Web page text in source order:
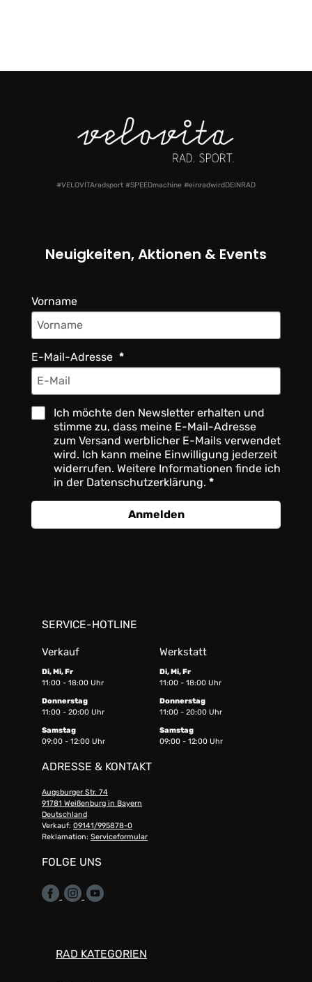
#VELOVITAradsport #SPEEDmachine #einradwirdDEINRAD
Neuigkeiten, Aktionen & Events
Vorname
E-Mail-Adresse
Ich möchte den Newsletter erhalten und
stimme zu, dass meine E-Mail-Adresse
zum Versand werblicher E-Mails verwendet
wird. Ich kann meine Einwilligung jederzeit
widerrufen. Weitere Informationen finde ich
in der Datenschutzerklärung.
Anmelden
SERVICE-HOTLINE
Verkauf Werkstatt
Di, Mi, Fr
11:00 - 18:00 Uhr
Di, Mi, Fr
11:00 - 18:00 Uhr
Donnerstag
11:00 - 20:00 Uhr
Donnerstag
11:00 - 20:00 Uhr
Samstag
09:00 - 12:00 Uhr
Samstag
09:00 - 12:00 Uhr
ADRESSE & KONTAKT
Augsburger Str. 74
91781 Weißenburg in Bayern
Deutschland
Verkauf: 09141/995878-0
Reklamation: Serviceformular
FOLGE UNS
RAD KATEGORIEN